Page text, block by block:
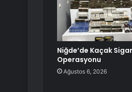
Niğde’de Kaçak
Operasyonu
Ağustos 6, 2026